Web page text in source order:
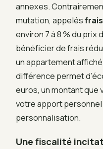
annexes.
mutation, appelés
environ 7 à 8 % du prix
bénéficier de frais
un appartement
différence permet
euros, un montant que
votre apport
personnalisation.
Une fiscalité